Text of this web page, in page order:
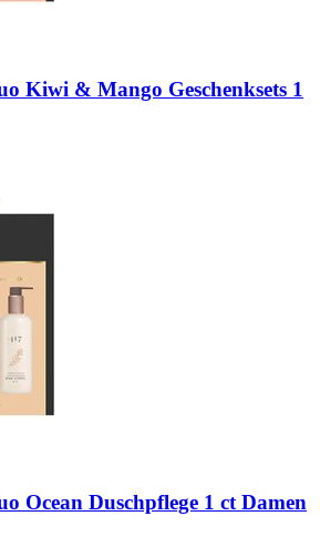
Kiwi & Mango Geschenksets 1
Ocean Duschpflege 1 ct Damen